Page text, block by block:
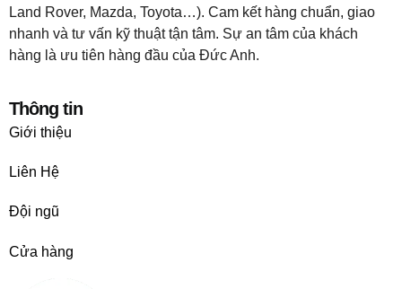
Land Rover, Mazda, Toyota…). Cam kết hàng chuẩn, giao
nhanh và tư vấn kỹ thuật tận tâm. Sự an tâm của khách
hàng là ưu tiên hàng đầu của Đức Anh.
Thông tin
Giới thiệu
Liên Hệ
Đội ngũ
Cửa hàng